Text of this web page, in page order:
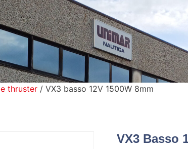
thruster / VX3 basso 12V 1500W 8mm
VX3 Basso